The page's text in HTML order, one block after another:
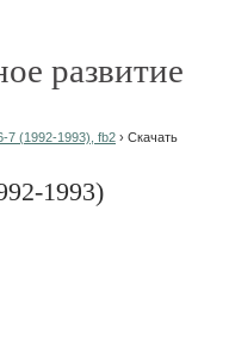
развитие
7 (1992-1993), fb2 › Скачать
1993)